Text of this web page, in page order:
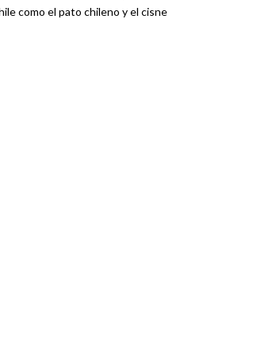
como el pato chileno y el cisne